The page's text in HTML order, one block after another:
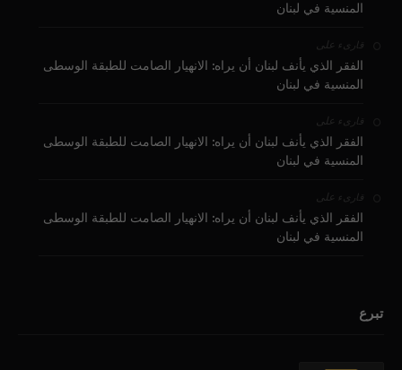
المنسية في لبنان
قارىء على
الفقر الذي يأنف لبنان أن يراه: الانهيار الصامت للطبقة الوسطى
المنسية في لبنان
قارىء على
الفقر الذي يأنف لبنان أن يراه: الانهيار الصامت للطبقة الوسطى
المنسية في لبنان
قارىء على
الفقر الذي يأنف لبنان أن يراه: الانهيار الصامت للطبقة الوسطى
المنسية في لبنان
تبرع